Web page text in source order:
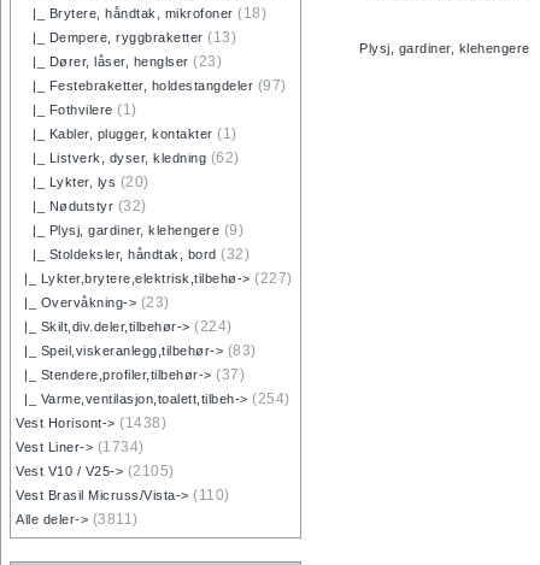
|_ Brytere, håndtak, mikrofoner (18)
|_ Dempere, ryggbraketter (13)
|_ Dører, låser, henglser (23)
|_ Festebraketter, holdestangdeler (97)
|_ Fothvilere (1)
|_ Kabler, plugger, kontakter (1)
|_ Listverk, dyser, kledning (62)
|_ Lykter, lys (20)
|_ Nødutstyr (32)
|_ Plysj, gardiner, klehengere (9)
|_ Stoldeksler, håndtak, bord (32)
|_ Lykter,brytere,elektrisk,tilbehø-> (227)
|_ Overvåkning-> (23)
|_ Skilt,div.deler,tilbehør-> (224)
|_ Speil,viskeranlegg,tilbehør-> (83)
|_ Stendere,profiler,tilbehør-> (37)
|_ Varme,ventilasjon,toalett,tilbeh-> (254)
Vest Horisont-> (1438)
Vest Liner-> (1734)
Vest V10 / V25-> (2105)
Vest Brasil Micruss/Vista-> (110)
Alle deler-> (3811)
Plysj, gardiner, klehengere